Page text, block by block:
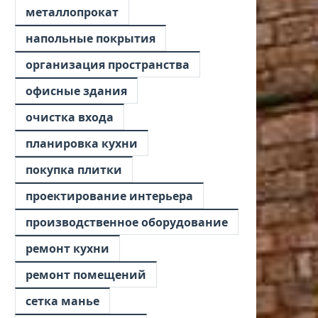
металлопрокат
напольные покрытия
организация пространства
офисные здания
очистка входа
планировка кухни
покупка плитки
проектирование интерьера
производственное оборудование
ремонт кухни
ремонт помещений
сетка манье